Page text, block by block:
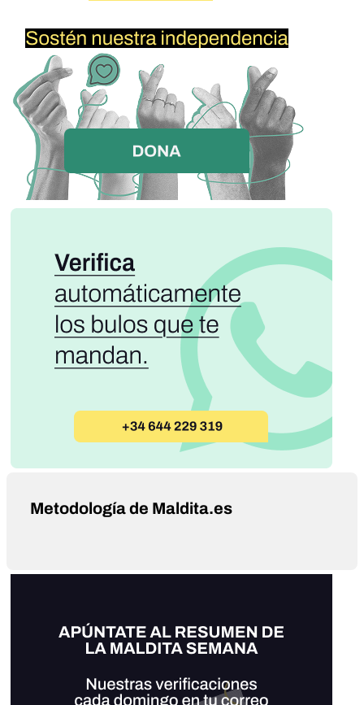
Metodología de Maldita.es